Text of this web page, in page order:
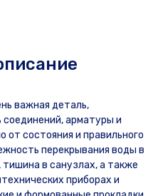
важная деталь,
арматуры и
от состояния и правильного
перекрывания воды в
в санузлах, а также
приборах и